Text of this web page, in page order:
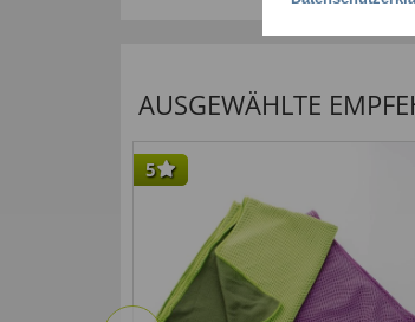
AUSGEWÄHLTE
5